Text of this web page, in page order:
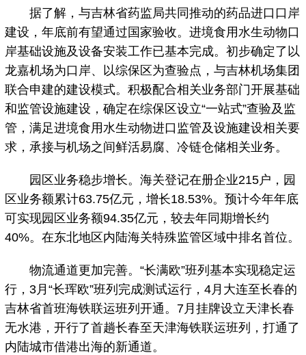
据了解，与吉林省药监局共同推动的药品进口口岸
建设，年底前有望通过国家验收。进境食用水生动物口
岸基础设施及设备安装工作已基本完成。初步确定了以
龙嘉机场为口岸、以综保区为查验点，与吉林机场集团
联合申建的建设模式。积极配合相关业务部门开展基础
和监管设施建设，确定在综保区设立“一站式”查验及监
管，满足进境食用水生动物进口监管及设施建设相关要
求，承接与机场之间鲜活易腐、冷链仓储相关业务。
园区业务稳步增长。海关登记在册企业215户，园
区业务额累计63.75亿元，增长18.53%。预计今年年底
可实现园区业务额94.35亿元，较去年同期增长约
40%。在东北地区内陆海关特殊监管区域中排名首位。
物流通道更加完善。“长满欧”班列基本实现稳定运
行，3月“长珲欧”班列完成测试运行，4月大连至长春的
吉林省首班海铁联运班列开通。7月挂牌设立天津长春
无水港，开行了首趟长春至天津海铁联运班列，打通了
内陆城市借港出海的新通道。